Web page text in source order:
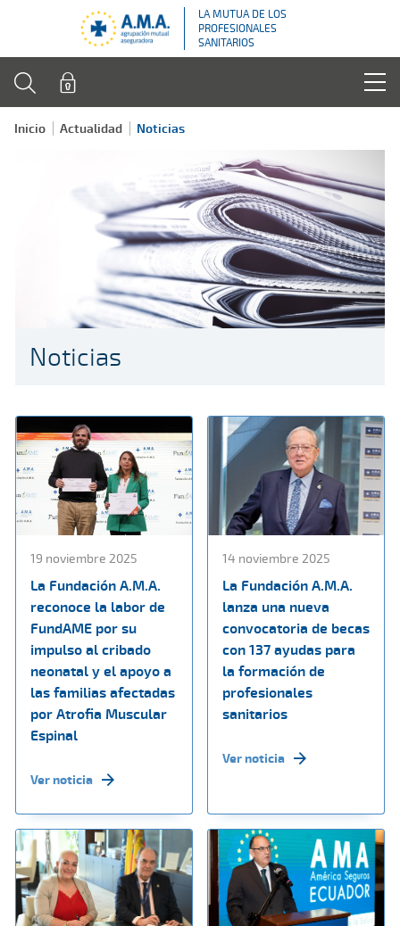
LA MUTUA DE LOS
PROFESIONALES
SANITARIOS
Inicio Actualidad Noticias
Noticias
19 noviembre 2025
La Fundación A.M.A.
reconoce la labor de
FundAME por su
impulso al cribado
neonatal y el apoyo a
las familias afectadas
por Atrofia Muscular
Espinal
Ver noticia
14 noviembre 2025
La Fundación A.M.A.
lanza una nueva
convocatoria de becas
con 137 ayudas para
la formación de
profesionales
sanitarios
Ver noticia